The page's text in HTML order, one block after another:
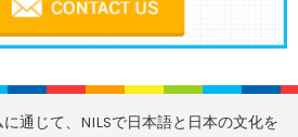
通じて、NILSで日本語と日本の文化を